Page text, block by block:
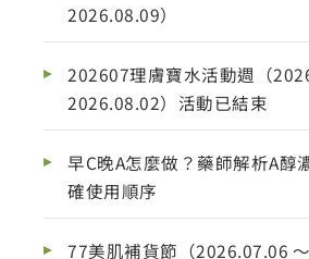
2026.08.09）
202607理膚寶水活動週（
2026.08.02）活動已結束
早C晚A怎麼做？藥師解析A醇
確使用順序
77美肌補貨節（2026.07.06 ～